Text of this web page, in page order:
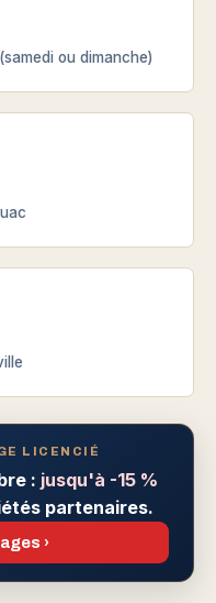
ou dimanche)
LICENCIÉ
: jusqu'à -15 %
partenaires.
›